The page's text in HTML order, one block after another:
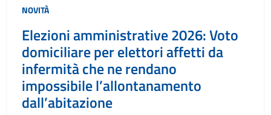
NOVITÀ
Elezioni amministrative 2026: Voto
domiciliare per elettori affetti da
infermità che ne rendano
impossibile l’allontanamento
dall’abitazione